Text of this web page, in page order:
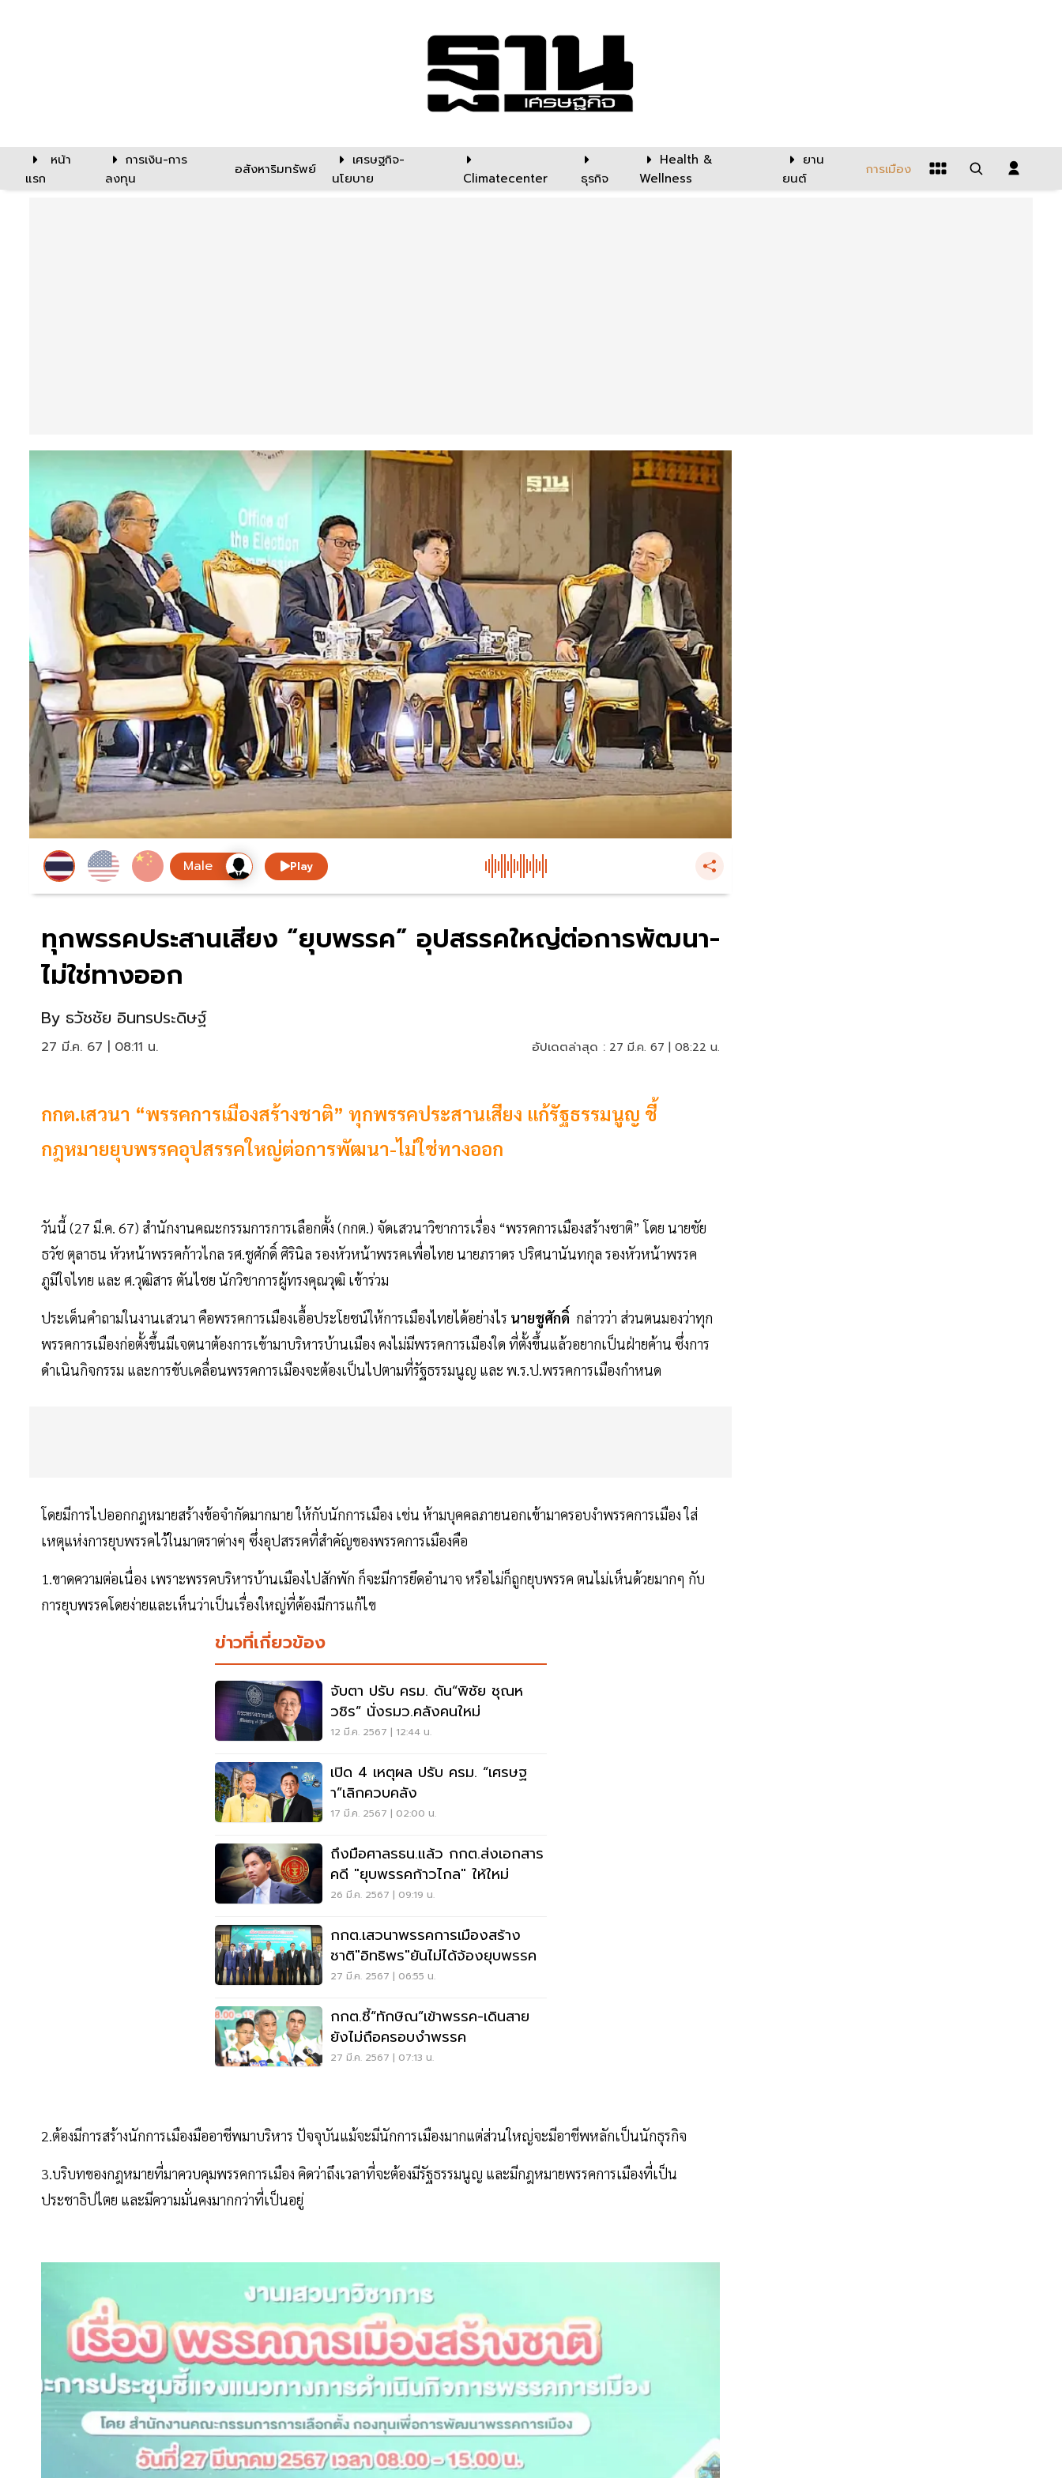
หน้า
แรก
การเงิน-การ
ลงทุน
อสังหาริมทรัพย์
เศรษฐกิจ-
นโยบาย
Climatecenter ธุรกิจ
Health &
Wellness
ยาน
ยนต์
การเมือง
Play
ทุกพรรคประสานเสียง “ยุบพรรค” อุปสรรคใหญ่ต่อการพัฒนา-
ไม่ใช่ทางออก
By ธวัชชัย อินทรประดิษฐ์
27 มี.ค. 67 | 08:11 น. อัปเดตล่าสุด : 27 มี.ค. 67 | 08:22 น.
กกต.เสวนา “พรรคการเมืองสร้างชาติ” ทุกพรรคประสานเสียง แก้รัฐธรรมนูญ ชี้
กฎหมายยุบพรรคอุปสรรคใหญ่ต่อการพัฒนา-ไม่ใช่ทางออก
วันนี้ (27 มี.ค. 67) สำนักงานคณะกรรมการการเลือกตั้ง (กกต.) จัดเสวนาวิชาการเรื่อง “พรรคการเมืองสร้างชาติ” โดย นายชัย
ธวัช ตุลาธน หัวหน้าพรรคก้าวไกล รศ.ชูศักดิ์ ศิรินิล รองหัวหน้าพรรคเพื่อไทย นายภราดร ปริศนานันทกุล รองหัวหน้าพรรค
ภูมิใจไทย และ ศ.วุฒิสาร ตันไชย นักวิชาการผู้ทรงคุณวุฒิ เข้าร่วม
ประเด็นคำถามในงานเสวนา คือพรรคการเมืองเอื้อประโยชน์ให้การเมืองไทยได้อย่างไร นายชูศักดิ์ กล่าวว่า ส่วนตนมองว่าทุก
พรรคการเมืองก่อตั้งขึ้นมีเจตนาต้องการเข้ามาบริหารบ้านเมือง คงไม่มีพรรคการเมืองใด ที่ตั้งขึ้นแล้วอยากเป็นฝ่ายค้าน ซึ่งการ
ดำเนินกิจกรรม และการขับเคลื่อนพรรคการเมืองจะต้องเป็นไปตามที่รัฐธรรมนูญ และ พ.ร.ป.พรรคการเมืองกำหนด
โดยมีการไปออกกฎหมายสร้างข้อจำกัดมากมาย ให้กับนักการเมือง เช่น ห้ามบุคคลภายนอกเข้ามาครอบงำพรรคการเมือง ใส่
เหตุแห่งการยุบพรรคไว้ในมาตราต่างๆ ซึ่งอุปสรรคที่สำคัญของพรรคการเมืองคือ
1.ขาดความต่อเนื่อง เพราะพรรคบริหารบ้านเมืองไปสักพัก ก็จะมีการยึดอำนาจ หรือไม่ก็ถูกยุบพรรค ตนไม่เห็นด้วยมากๆ กับ
การยุบพรรคโดยง่ายและเห็นว่าเป็นเรื่องใหญ่ที่ต้องมีการแก้ไข
ข่าวที่เกี่ยวข้อง
จับตา ปรับ ครม. ดัน“พิชัย ชุณห
วชิร” นั่งรมว.คลังคนใหม่
12 มี.ค. 2567 | 12:44 น.
เปิด 4 เหตุผล ปรับ ครม. “เศรษฐ
า”เลิกควบคลัง
17 มี.ค. 2567 | 02:00 น.
ถึงมือศาลรธน.แล้ว กกต.ส่งเอกสาร
คดี "ยุบพรรคก้าวไกล" ให้ใหม่
26 มี.ค. 2567 | 09:19 น.
กกต.เสวนาพรรคการเมืองสร้าง
ชาติ"อิทธิพร"ยันไม่ได้จ้องยุบพรรค
27 มี.ค. 2567 | 06:55 น.
กกต.ชี้“ทักษิณ”เข้าพรรค-เดินสาย
ยังไม่ถือครอบงำพรรค
27 มี.ค. 2567 | 07:13 น.
2.ต้องมีการสร้างนักการเมืองมืออาชีพมาบริหาร ปัจจุบันแม้จะมีนักการเมืองมากแต่ส่วนใหญ่จะมีอาชีพหลักเป็นนักธุรกิจ
3.บริบทของกฎหมายที่มาควบคุมพรรคการเมือง คิดว่าถึงเวลาที่จะต้องมีรัฐธรรมนูญ และมีกฎหมายพรรคการเมืองที่เป็น
ประชาธิปไตย และมีความมั่นคงมากกว่าที่เป็นอยู่